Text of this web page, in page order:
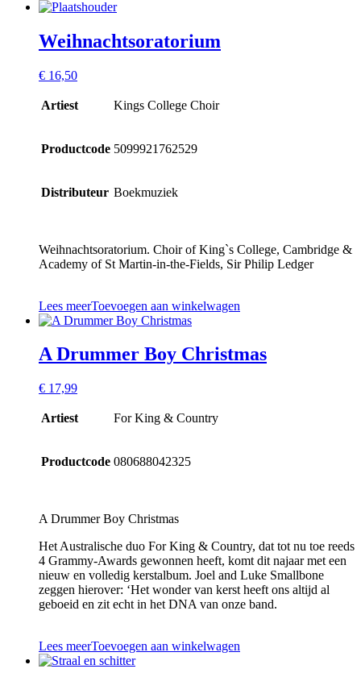
Weihnachtsoratorium
€ 16,50
Artiest Kings College Choir
Productcode 5099921762529
Distributeur Boekmuziek
Weihnachtsoratorium. Choir of King`s College, Cambridge &
Academy of St Martin-in-the-Fields, Sir Philip Ledger
Lees meerToevoegen aan winkelwagen
A Drummer Boy Christmas
€ 17,99
Artiest For King & Country
Productcode 080688042325
A Drummer Boy Christmas
Het Australische duo For King & Country, dat tot nu toe reeds
4 Grammy-Awards gewonnen heeft, komt dit najaar met een
nieuw en volledig kerstalbum. Joel and Luke Smallbone
zeggen hierover: ‘Het wonder van kerst heeft ons altijd al
geboeid en zit echt in het DNA van onze band.
Lees meerToevoegen aan winkelwagen